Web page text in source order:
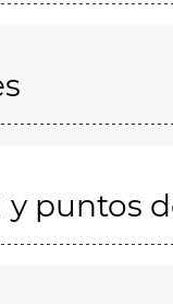
puntos